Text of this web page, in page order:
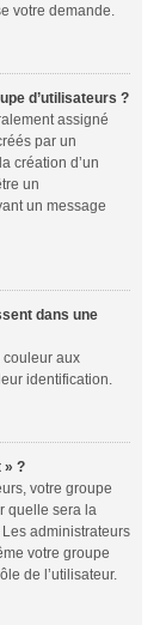
votre demande.
d’utilisateurs ?
assigné
par un
création d’un
un
un message
dans une
couleur aux
identification.
» ?
votre groupe
quelle sera la
administrateurs
votre groupe
de l’utilisateur.